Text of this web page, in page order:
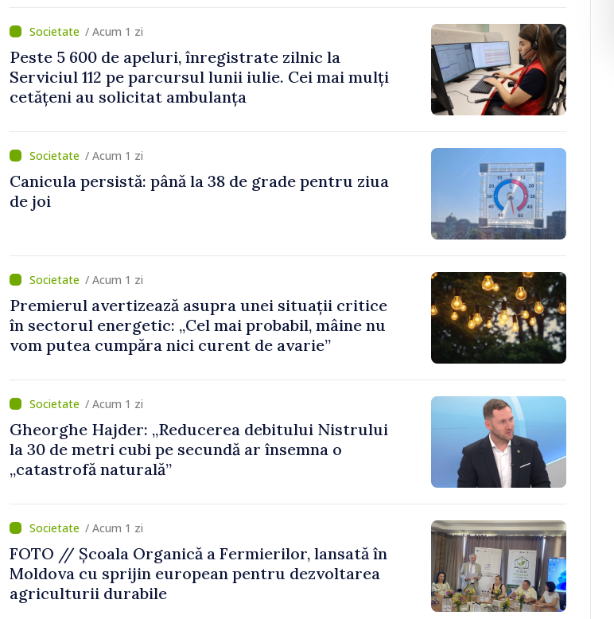
/ Acum 1 zi
Peste 5 600 de apeluri, înregistrate zilnic la
Serviciul 112 pe parcursul lunii iulie. Cei mai mulți
cetățeni au solicitat ambulanța
/ Acum 1 zi
Canicula persistă: până la 38 de grade pentru ziua
de joi
/ Acum 1 zi
Premierul avertizează asupra unei situații critice
în sectorul energetic: „Cel mai probabil, mâine nu
vom putea cumpăra nici curent de avarie”
/ Acum 1 zi
Gheorghe Hajder: „Reducerea debitului Nistrului
la 30 de metri cubi pe secundă ar însemna o
„catastrofă naturală”
/ Acum 1 zi
FOTO // Școala Organică a Fermierilor, lansată în
Moldova cu sprijin european pentru dezvoltarea
agriculturii durabile